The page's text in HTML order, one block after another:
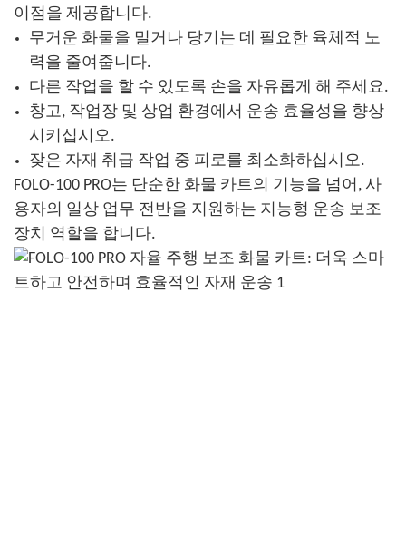
이점을 제공합니다.
무거운 화물을 밀거나 당기는 데 필요한 육체적 노
력을 줄여줍니다.
다른 작업을 할 수 있도록 손을 자유롭게 해 주세요.
창고, 작업장 및 상업 환경에서 운송 효율성을 향상
시키십시오.
잦은 자재 취급 작업 중 피로를 최소화하십시오.
FOLO-100 PRO는 단순한 화물 카트의 기능을 넘어, 사
용자의 일상 업무 전반을 지원하는 지능형 운송 보조
장치 역할을 합니다.